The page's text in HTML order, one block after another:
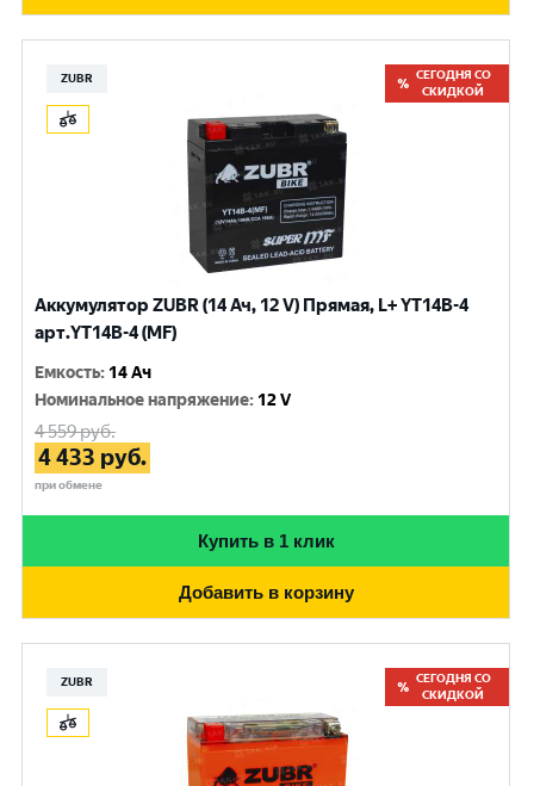
ZUBR
СЕГОДНЯ СО
СКИДКОЙ
Аккумулятор ZUBR (14 Ач, 12 V) Прямая, L+ YT14B-4
арт.YT14B-4 (MF)
Емкость: 14 Ач
Номинальное напряжение: 12 V
4 559руб.
4 433 руб.
при обмене
Купить в 1 клик
Добавить в корзину
ZUBR
СЕГОДНЯ СО
СКИДКОЙ